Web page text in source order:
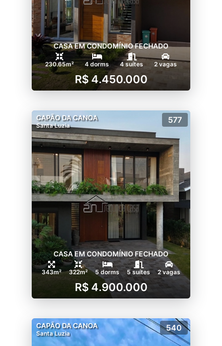
CASA EM CONDOMÍNIO FECHADO
230.65m² 4 dorms 4 suítes 2 vagas
R$ 4.450.000
CAPÃO DA CANOA
Santa Luzia
577
CASA EM CONDOMÍNIO FECHADO
343m² 322m² 5 dorms 5 suítes 2 vagas
R$ 4.900.000
CAPÃO DA CANOA
Santa Luzia
540